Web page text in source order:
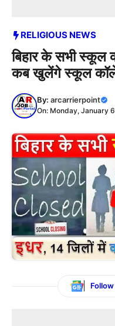
RELIGIOUS NEWS
बिहार के सभी
कब खुलेंगे स्कूल
By: arcarrierpoint
On: Monday, January